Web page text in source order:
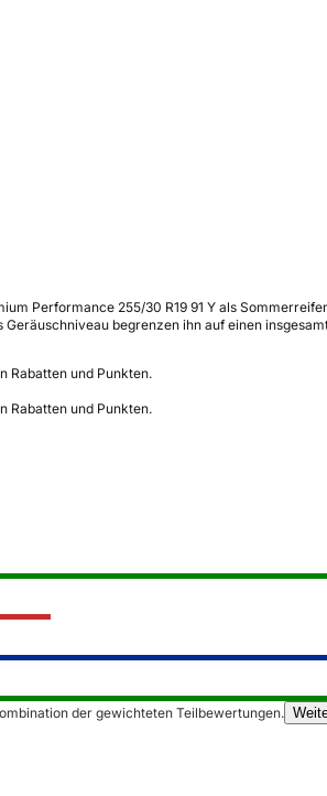
Performance 255/30 R19 91 Y als
begrenzen ihn auf einen
Rabatten und Punkten.
Rabatten und Punkten.
der gewichteten Teilbewertungen.